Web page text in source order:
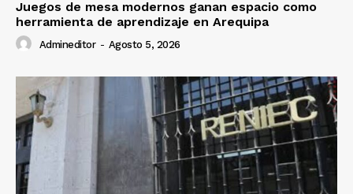
Juegos de mesa modernos ganan espacio como
herramienta de aprendizaje en Arequipa
Admineditor - Agosto 5, 2026